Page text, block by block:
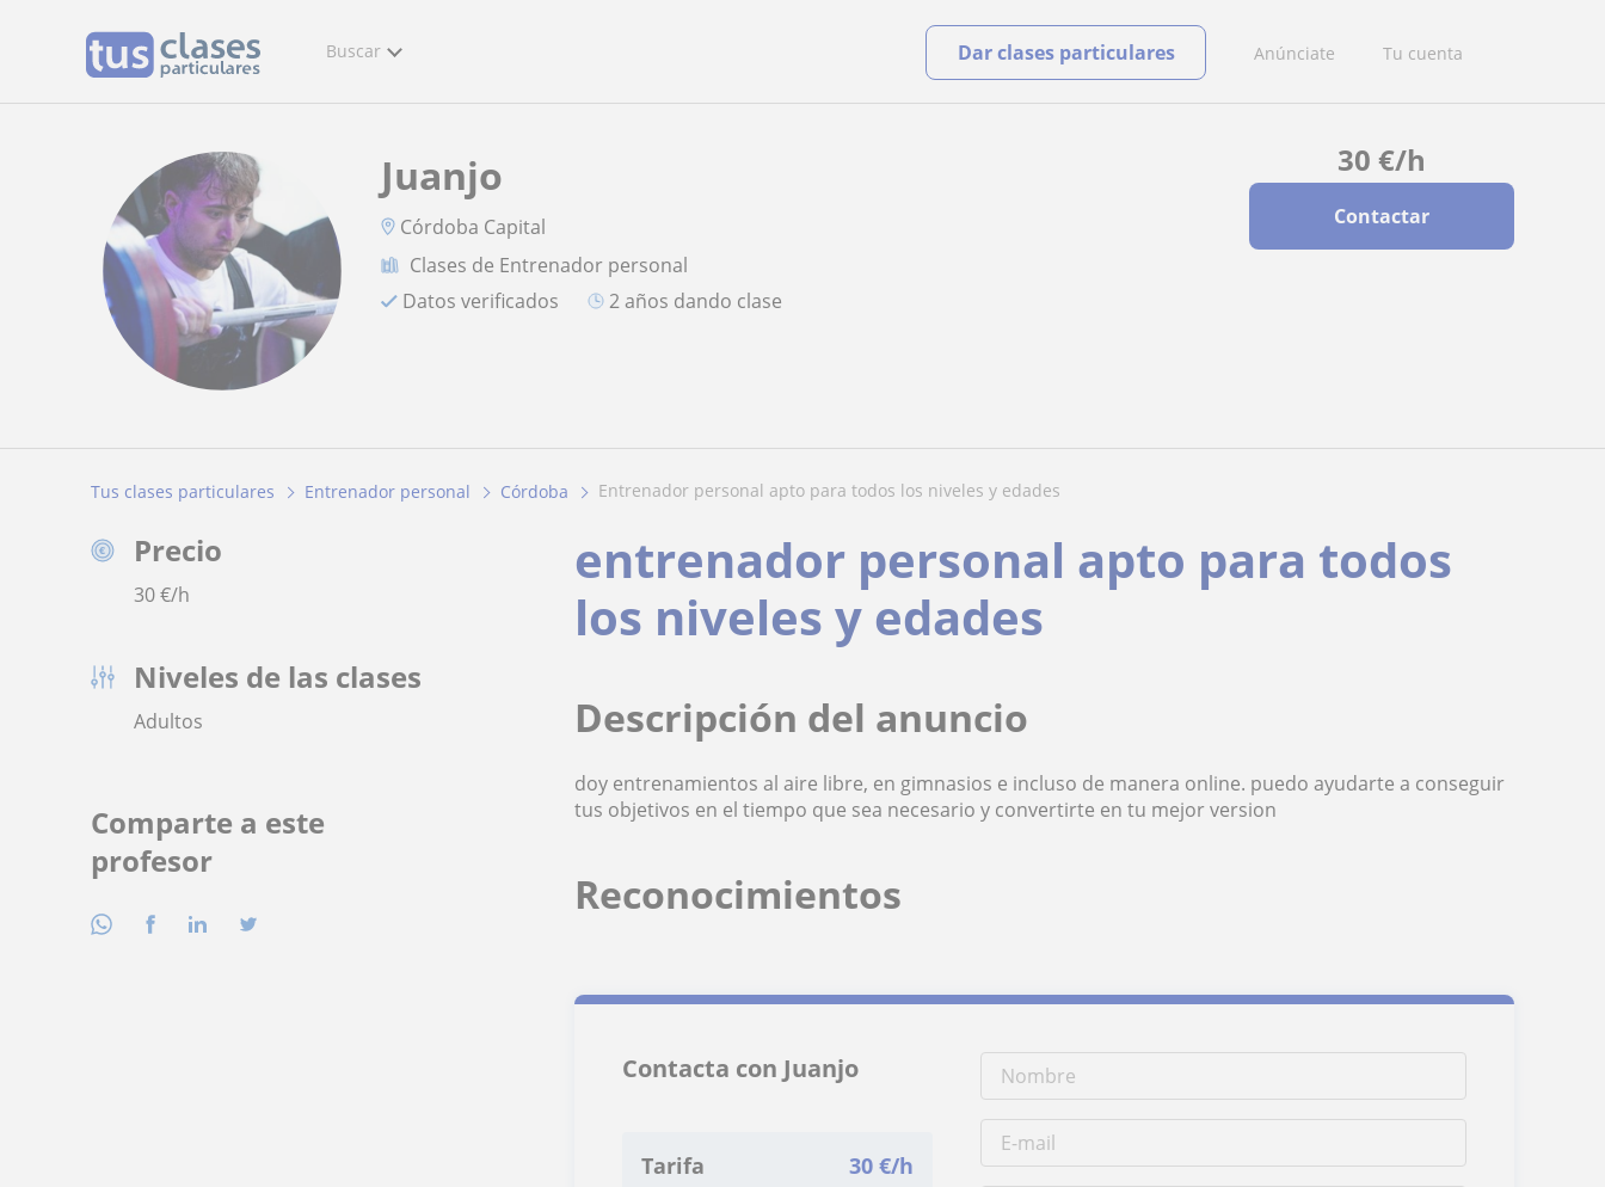
Buscar Anúnciate Tu cuenta
Dar clases particulares
30 €/h
Contactar
Juanjo
Córdoba Capital
Clases de Entrenador personal
Datos verificados
2 años dando clase
Tus clases particulares Entrenador personal Córdoba entrenador personal apto para todos los niveles y edades
Precio
30€/h
Niveles de las clases
Adultos
Comparte a este
profesor
entrenador personal apto para todos
los niveles y edades
Descripción del anuncio
doy entrenamientos al aire libre, en gimnasios e incluso de manera online. puedo ayudarte a conseguir
tus objetivos en el tiempo que sea necesario y convertirte en tu mejor version
Reconocimientos
Contacta con Juanjo
Tarifa 30 €/h